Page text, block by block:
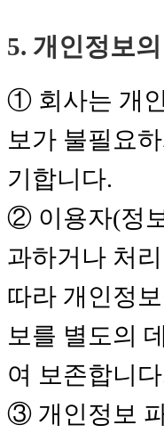
5. 개인정보의
① 회사는 개
보가 불필요
기합니다.
② 이용자(정
과하거나 처
따라 개인정
보를 별도의
여 보존합니
③ 개인정보